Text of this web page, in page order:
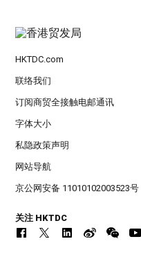
HKTDC.com
联络我们
订阅商贸全接触电邮通讯
字体大小
私隐政策声明
网站导航
京公网安备 11010102003523号
关注 HKTDC